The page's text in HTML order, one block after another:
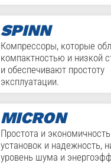
SPINN
Компрессоры, которые
компактностью и низкой
и обеспечивают простоту
эксплуатации.
MICRON
Простота и
установок и надежность,
уровень шума и